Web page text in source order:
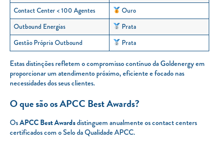
Contact Center < 100 Agentes
Ouro
Outbound Energias
Prata
Gestão Própria Outbound
Prata
Estas distinções refletem o compromisso contínuo da Goldenergy em
proporcionar um atendimento próximo, eficiente e focado nas
necessidades dos seus clientes.
O que são os APCC Best Awards?
OsAPCC Best Awardsdistinguem anualmente os contact centers
certificados com o Selo da Qualidade APCC.